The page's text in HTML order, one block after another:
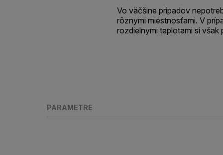
Vo väčšine prípadov
rôznymi miestnosťami. V
rozdielnymi teplotami si
PARAMETRE